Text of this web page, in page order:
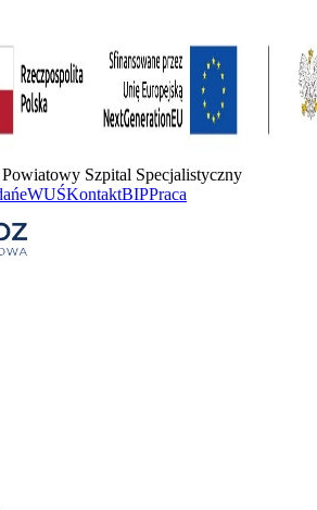
Szpital Specjalistyczny
eWUŚKontaktBIPPraca